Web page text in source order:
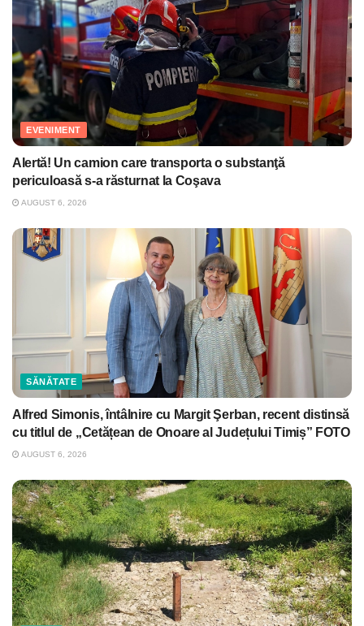
EVENIMENT
Alertă! Un camion care transporta o substanţă
periculoasă s-a răsturnat la Coşava
AUGUST 6, 2026
SĂNĂTATE
Alfred Simonis, întâlnire cu Margit Şerban, recent distinsă
cu titlul de „Cetățean de Onoare al Județului Timiș” FOTO
AUGUST 6, 2026